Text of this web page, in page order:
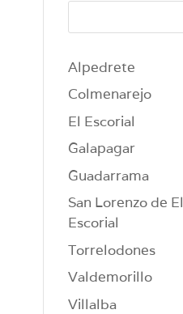
Alpedrete
Colmenarejo
El Escorial
Galapagar
Guadarrama
San Lorenzo de El
Escorial
Torrelodones
Valdemorillo
Villalba